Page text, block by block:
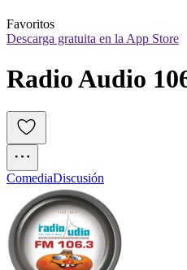
Favoritos
Descarga gratuita en la App Store
Radio Audio
ComediaDiscusión